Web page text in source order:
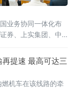
业务协同一体化布
券、上实集团、中
库及产业合作伙伴
加快推进上海国际
提速 最高可达三
机车在该线路的牵